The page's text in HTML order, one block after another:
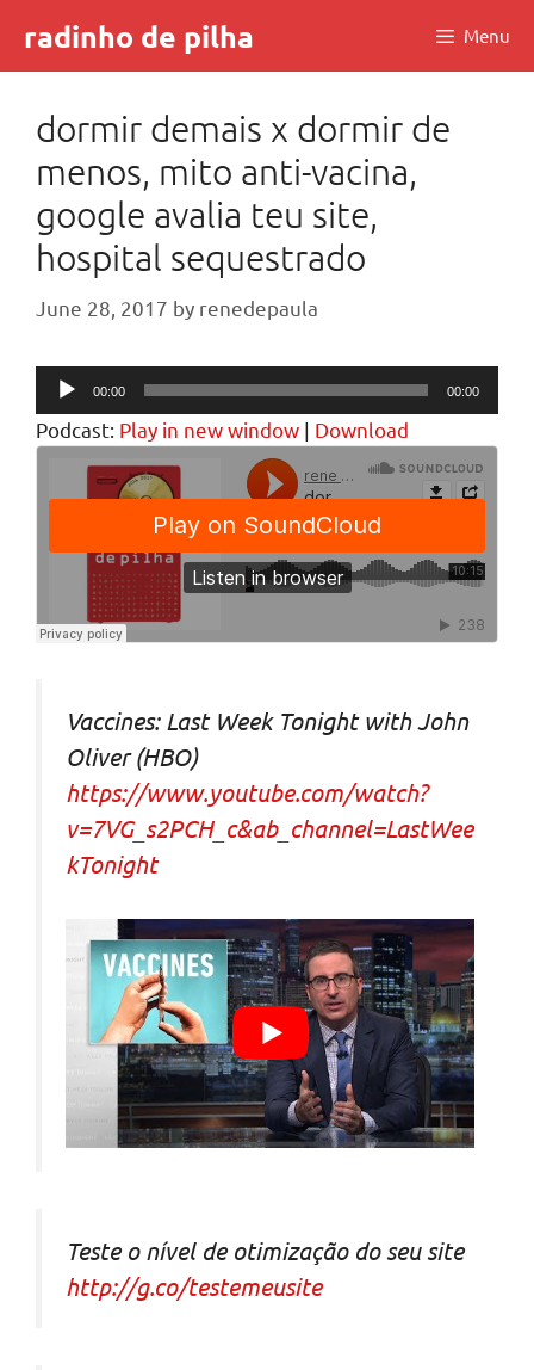
content
radinho de pilha Menu
dormir demais x dormir de
menos, mito anti-vacina,
google avalia teu site,
hospital sequestrado
June 28, 2017 by renedepaula
Audio
Player
00:00 00:00
Podcast: Play in new window | Download
Vaccines: Last Week Tonight with John
Oliver (HBO)
https://www.youtube.com/watch?
v=7VG_s2PCH_c&ab_channel=LastWee
kTonight
Teste o nível de otimização do seu site
http://g.co/testemeusite